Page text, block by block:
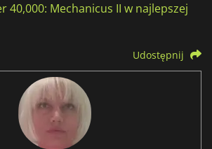
40,000: Mechanicus II w najlepszej
Udostępnij